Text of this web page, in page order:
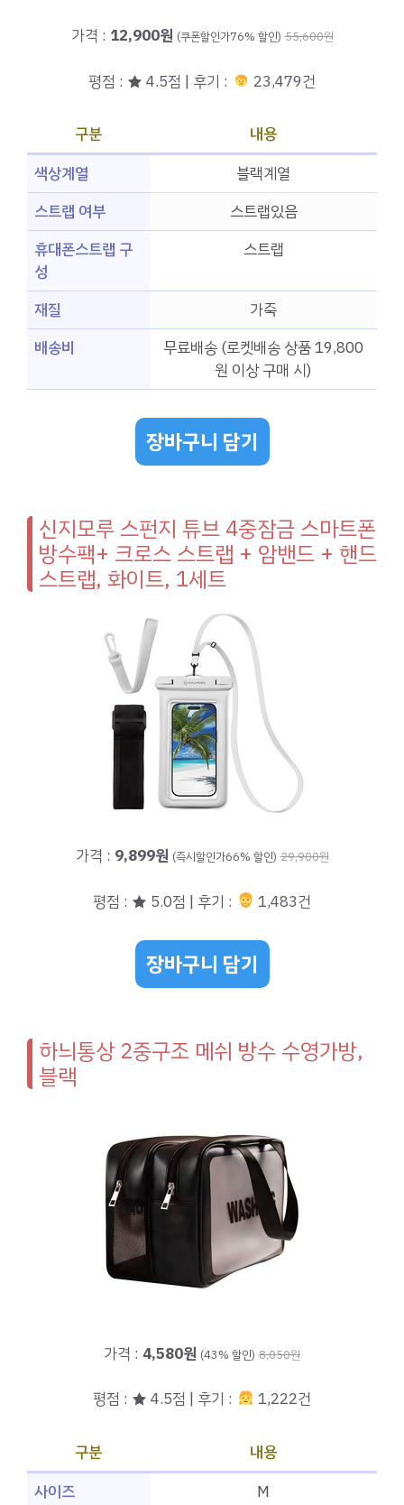
가격 : 12,900원 (쿠폰할인가76% 할인) 55,600원
평점 : ★ 4.5점 | 후기 : 23,479건
구분
내용
색상계열
블랙계열
스트랩 여부
스트랩있음
휴대폰스트랩 구
성
스트랩
재질
가죽
배송비
무료배송 (로켓배송 상품 19,800
원 이상 구매 시)
장바구니 담기
신지모루 스펀지 튜브 4중잠금 스마트폰
방수팩+ 크로스 스트랩 + 암밴드 + 핸드
스트랩, 화이트, 1세트
가격 : 9,899원 (즉시할인가66% 할인) 29,900원
평점 : ★ 5.0점 | 후기 : 1,483건
장바구니 담기
하늬통상 2중구조 메쉬 방수 수영가방,
블랙
가격 : 4,580원 (43% 할인) 8,050원
평점 : ★ 4.5점 | 후기 : 1,222건
구분
내용
사이즈
M